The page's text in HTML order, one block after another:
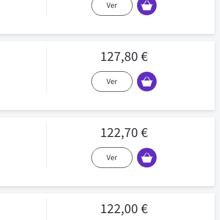
Ver
127,80 €
Ver
122,70 €
Ver
122,00 €